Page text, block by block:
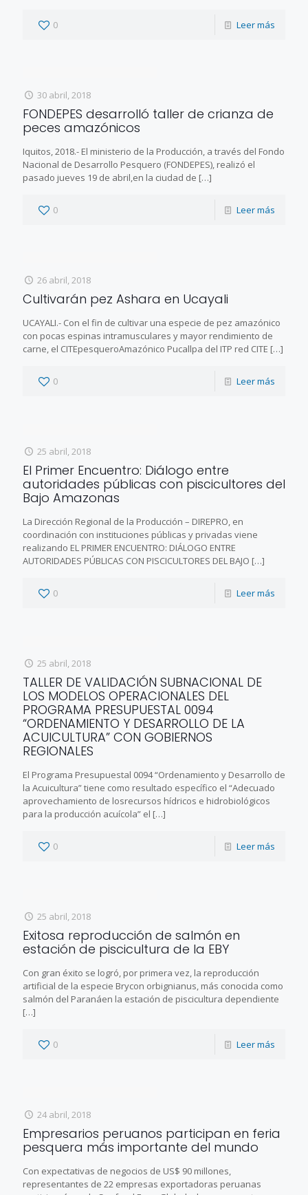
0 Leer más
30 abril, 2018
FONDEPES desarrolló taller de crianza de
peces amazónicos
Iquitos, 2018.- El ministerio de la Producción, a través del Fondo
Nacional de Desarrollo Pesquero (FONDEPES), realizó el
pasado jueves 19 de abril,en la ciudad de […]
0 Leer más
26 abril, 2018
Cultivarán pez Ashara en Ucayali
UCAYALI.- Con el fin de cultivar una especie de pez amazónico
con pocas espinas intramusculares y mayor rendimiento de
carne, el CITEpesqueroAmazónico Pucallpa del ITP red CITE […]
0 Leer más
25 abril, 2018
El Primer Encuentro: Diálogo entre
autoridades públicas con piscicultores del
Bajo Amazonas
La Dirección Regional de la Producción – DIREPRO, en
coordinación con instituciones públicas y privadas viene
realizando EL PRIMER ENCUENTRO: DIÁLOGO ENTRE
AUTORIDADES PÚBLICAS CON PISCICULTORES DEL BAJO […]
0 Leer más
25 abril, 2018
TALLER DE VALIDACIÓN SUBNACIONAL DE
LOS MODELOS OPERACIONALES DEL
PROGRAMA PRESUPUESTAL 0094
“ORDENAMIENTO Y DESARROLLO DE LA
ACUICULTURA” CON GOBIERNOS
REGIONALES
El Programa Presupuestal 0094 “Ordenamiento y Desarrollo de
la Acuicultura” tiene como resultado específico el “Adecuado
aprovechamiento de losrecursos hídricos e hidrobiológicos
para la producción acuícola” el […]
0 Leer más
25 abril, 2018
Exitosa reproducción de salmón en
estación de piscicultura de la EBY
Con gran éxito se logró, por primera vez, la reproducción
artificial de la especie Brycon orbignianus, más conocida como
salmón del Paranáen la estación de piscicultura dependiente
[…]
0 Leer más
24 abril, 2018
Empresarios peruanos participan en feria
pesquera más importante del mundo
Con expectativas de negocios de US$ 90 millones,
representantes de 22 empresas exportadoras peruanas